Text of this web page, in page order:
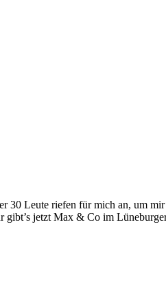
Leute riefen für mich an, um
jetzt Max & Co im